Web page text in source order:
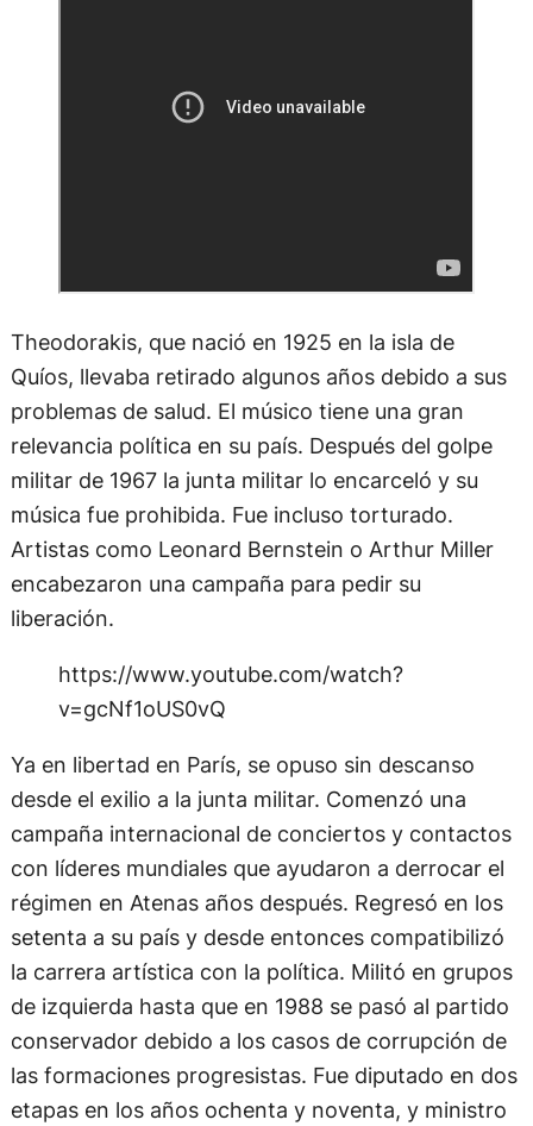
Theodorakis, que nació en 1925 en la isla de
Quíos, llevaba retirado algunos años debido a sus
problemas de salud. El músico tiene una gran
relevancia política en su país. Después del golpe
militar de 1967 la junta militar lo encarceló y su
música fue prohibida. Fue incluso torturado.
Artistas como Leonard Bernstein o Arthur Miller
encabezaron una campaña para pedir su
liberación.
https://www.youtube.com/watch?
v=gcNf1oUS0vQ
Ya en libertad en París, se opuso sin descanso
desde el exilio a la junta militar. Comenzó una
campaña internacional de conciertos y contactos
con líderes mundiales que ayudaron a derrocar el
régimen en Atenas años después. Regresó en los
setenta a su país y desde entonces compatibilizó
la carrera artística con la política. Militó en grupos
de izquierda hasta que en 1988 se pasó al partido
conservador debido a los casos de corrupción de
las formaciones progresistas. Fue diputado en dos
etapas en los años ochenta y noventa, y ministro